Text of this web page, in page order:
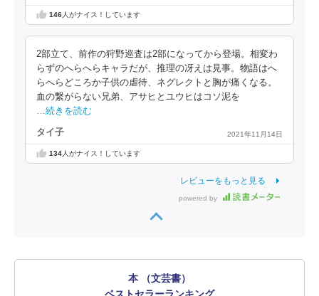
146人がナイス！しています
2部立て、前作の狩野巡査は2部になってから登場。相変わ
らずのへらへらキャラだが、推理の冴えは見事。物語はへ
らへらどころか子供の虐待、ネグレクトと胸が痛くなる。
血の繋がらない兄弟、アサヒとユウヒはコソ泥を
…続きを読む
タイ子 2021年11月14日
134人がナイス！しています
レビューをもっと見る
powered by
本 （文芸書）